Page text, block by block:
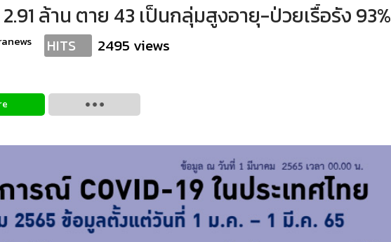
ล้าน ตาย 43 เป็นกลุ่มสูงอายุ-ป่วยเรื้อรัง 93%
HITS 2495 views